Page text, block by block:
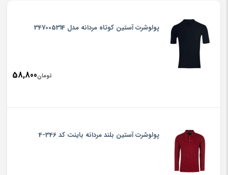
پولوشرت آستین کوتاه مردانه مدل 347005314
تومان58,800
پولوشرت آستین بلند مردانه باینت کد 346-4